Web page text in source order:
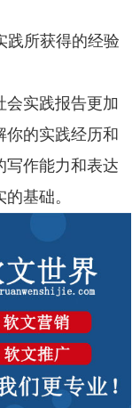
践所获得的经验
会实践报告更加
你的实践经历和
写作能力和表达
基础。